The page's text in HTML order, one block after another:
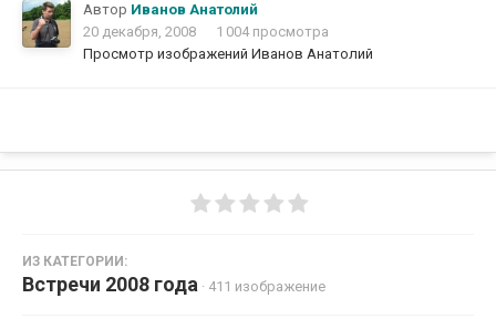
Автор Иванов Анатолий
20 декабря, 2008
1 004 просмотра
Просмотр изображений Иванов Анатолий
ИЗ КАТЕГОРИИ:
Встречи 2008 года · 411 изображение